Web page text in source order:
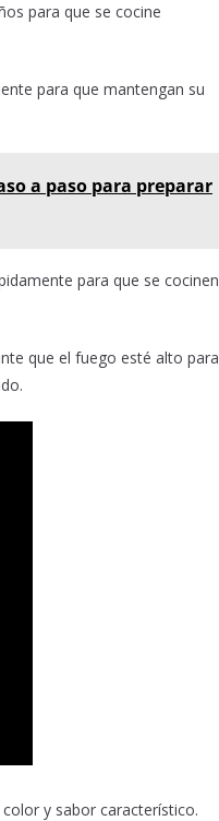
para que se cocine
para que mantengan su
a paso para preparar
para que se cocinen
que el fuego esté alto para
y sabor característico.